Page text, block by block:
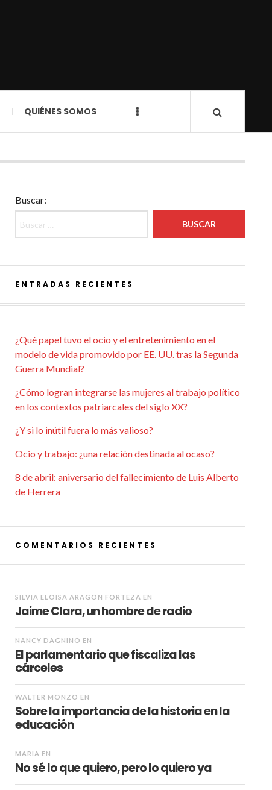
QUIÉNES SOMOS
Buscar:
ENTRADAS RECIENTES
¿Qué papel tuvo el ocio y el entretenimiento en el
modelo de vida promovido por EE. UU. tras la Segunda
Guerra Mundial?
¿Cómo logran integrarse las mujeres al trabajo político
en los contextos patriarcales del siglo XX?
¿Y si lo inútil fuera lo más valioso?
Ocio y trabajo: ¿una relación destinada al ocaso?
8 de abril: aniversario del fallecimiento de Luis Alberto
de Herrera
COMENTARIOS RECIENTES
SILVIA ELOISA ARAGÓN FORTEZA EN
Jaime Clara, un hombre de radio
NANCY DAGNINO EN
El parlamentario que fiscaliza las
cárceles
WALTER MONZÓ EN
Sobre la importancia de la historia en la
educación
MARIA EN
No sé lo que quiero, pero lo quiero ya